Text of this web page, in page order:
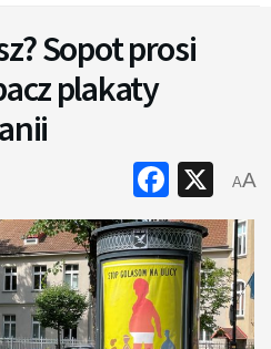
Sopot prosi
plakaty
X
AA